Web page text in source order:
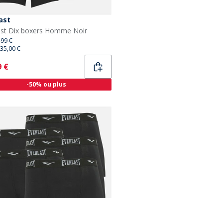
Dix boxers Homme Noir
€
35,00 €
€
-50% ou plus